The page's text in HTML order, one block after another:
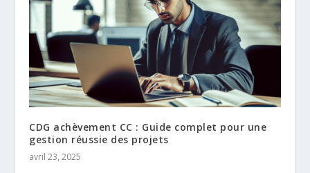
CDG achèvement CC : Guide complet pour une
gestion réussie des projets
avril 23, 2025